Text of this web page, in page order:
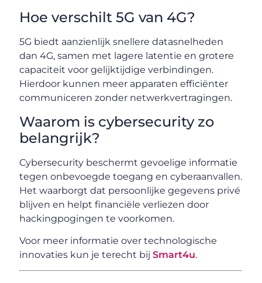
Hoe verschilt 5G van 4G?
5G biedt aanzienlijk snellere datasnelheden
dan 4G, samen met lagere latentie en grotere
capaciteit voor gelijktijdige verbindingen.
Hierdoor kunnen meer apparaten efficiënter
communiceren zonder netwerkvertragingen.
Waarom is cybersecurity zo
belangrijk?
Cybersecurity beschermt gevoelige informatie
tegen onbevoegde toegang en cyberaanvallen.
Het waarborgt dat persoonlijke gegevens privé
blijven en helpt financiële verliezen door
hackingpogingen te voorkomen.
Voor meer informatie over technologische
innovaties kun je terecht bijSmart4u.